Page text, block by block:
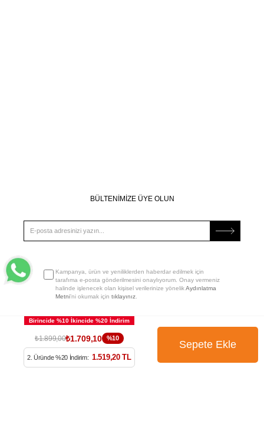
₺1.899,00₺1.709,10 %10
2. Üründe %20 İndirim: 1.519,20 TL
BÜLTENİMİZE ÜYE OLUN
Kampanya, ürün ve yeniliklerden haberdar edilmek için
tarafıma e-posta gönderilmesini onaylıyorum. Onay vermeniz
halinde işlenecek olan kişisel verilerinize yönelikAydınlatma
Metni’ni okumak için tıklayınız